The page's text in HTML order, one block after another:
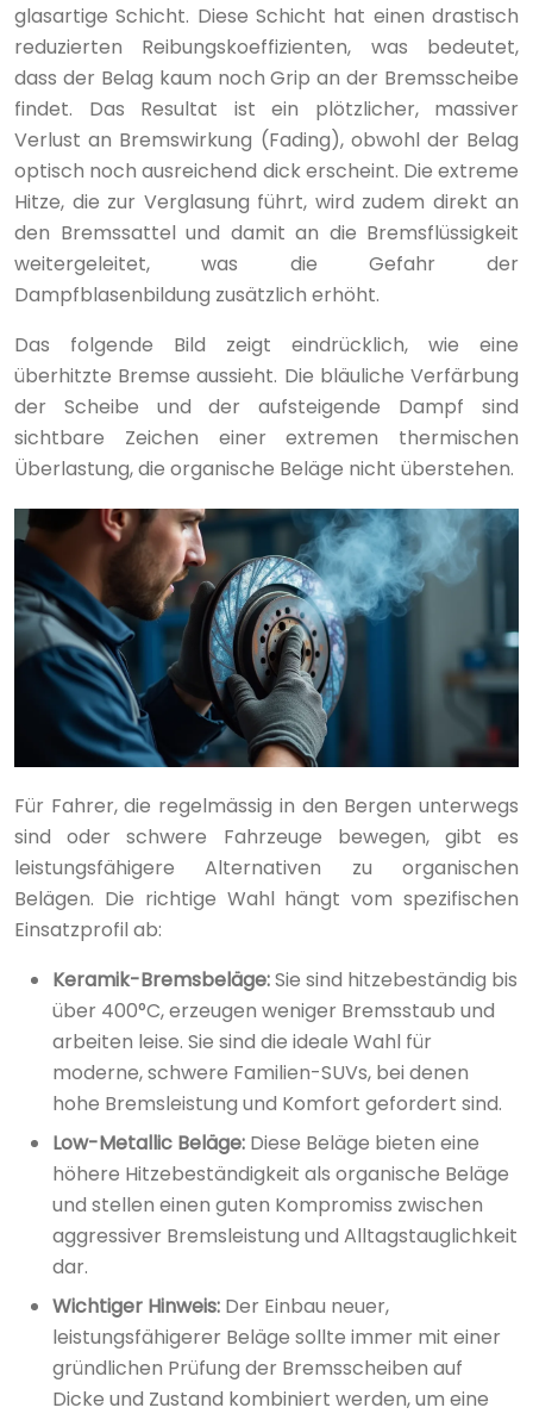
glasartige Schicht. Diese Schicht hat einen drastisch
reduzierten Reibungskoeffizienten, was bedeutet,
dass der Belag kaum noch Grip an der Bremsscheibe
findet. Das Resultat ist ein plötzlicher, massiver
Verlust an Bremswirkung (Fading), obwohl der Belag
optisch noch ausreichend dick erscheint. Die extreme
Hitze, die zur Verglasung führt, wird zudem direkt an
den Bremssattel und damit an die Bremsflüssigkeit
weitergeleitet, was die Gefahr der
Dampfblasenbildung zusätzlich erhöht.
Das folgende Bild zeigt eindrücklich, wie eine
überhitzte Bremse aussieht. Die bläuliche Verfärbung
der Scheibe und der aufsteigende Dampf sind
sichtbare Zeichen einer extremen thermischen
Überlastung, die organische Beläge nicht überstehen.
Für Fahrer, die regelmässig in den Bergen unterwegs
sind oder schwere Fahrzeuge bewegen, gibt es
leistungsfähigere Alternativen zu organischen
Belägen. Die richtige Wahl hängt vom spezifischen
Einsatzprofil ab:
Keramik-Bremsbeläge:Sie sind hitzebeständig bis
über 400°C, erzeugen weniger Bremsstaub und
arbeiten leise. Sie sind die ideale Wahl für
moderne, schwere Familien-SUVs, bei denen
hohe Bremsleistung und Komfort gefordert sind.
Low-Metallic Beläge: Diese Beläge bieten eine
höhere Hitzebeständigkeit als organische Beläge
und stellen einen guten Kompromiss zwischen
aggressiver Bremsleistung und Alltagstauglichkeit
dar.
Wichtiger Hinweis: Der Einbau neuer,
leistungsfähigerer Beläge sollte immer mit einer
gründlichen Prüfung der Bremsscheiben auf
Dicke und Zustand kombiniert werden, um eine